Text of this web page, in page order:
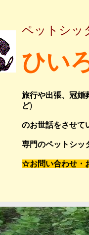
ペットシッ
ひい
旅行や出張、冠婚
ど)
のお世話をさせて
専門のペットシッ
☆お問い合わせ・